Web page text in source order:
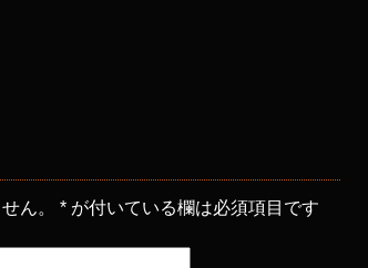
ん。 * が付いている欄は必須項目です